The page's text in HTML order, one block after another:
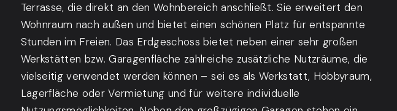
Terrasse, die direkt an den Wohnbereich anschließt. Sie erweitert den
Wohnraum nach außen und bietet einen schönen Platz für entspannte
Stunden im Freien. Das Erdgeschoss bietet neben einer sehr großen
Werkstätten bzw. Garagenfläche zahlreiche zusätzliche Nutzräume, die
vielseitig verwendet werden können – sei es als Werkstatt, Hobbyraum,
Lagerfläche oder Vermietung und für weitere individuelle